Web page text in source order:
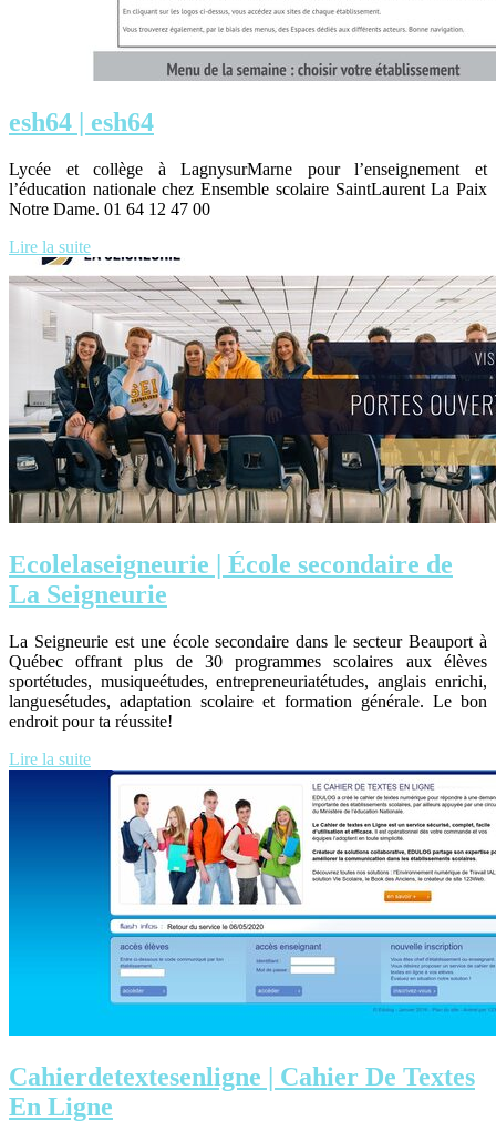
esh64 | esh64
Lycée et collège à LagnysurMarne pour l’enseignement et
l’éducation nationale chez Ensemble scolaire SaintLaurent La Paix
Notre Dame. 01 64 12 47 00
Lire la suite
Ecolelaseig­neu­rie | École secondaire de
La Seigneurie
La Seigneurie est une école secondaire dans le secteur Beauport à
Québec offrant plus de 30 programmes scolaires aux élèves
sportétudes, musiqueétudes, entrepreneuriatétudes, anglais enrichi,
languesétudes, adaptation scolaire et formation générale. Le bon
endroit pour ta réussite!
Lire la suite
Cahier­detexte­senlig­ne | Cahier De Textes
En Ligne